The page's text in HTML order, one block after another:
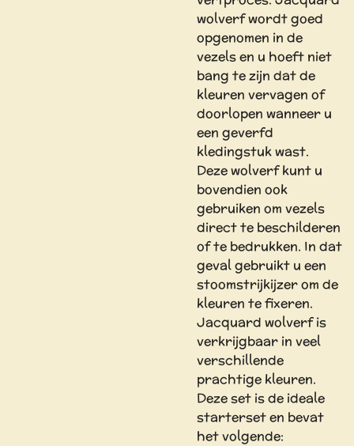
wolverf wordt goed
opgenomen in de
vezels en u hoeft niet
bang te zijn dat de
kleuren vervagen of
doorlopen wanneer u
een geverfd
kledingstuk wast.
Deze wolverf kunt u
bovendien ook
gebruiken om vezels
direct te beschilderen
of te bedrukken. In dat
geval gebruikt u een
stoomstrijkijzer om de
kleuren te fixeren.
Jacquard wolverf is
verkrijgbaar in veel
verschillende
prachtige kleuren.
Deze set is de ideale
starterset en bevat
het volgende: